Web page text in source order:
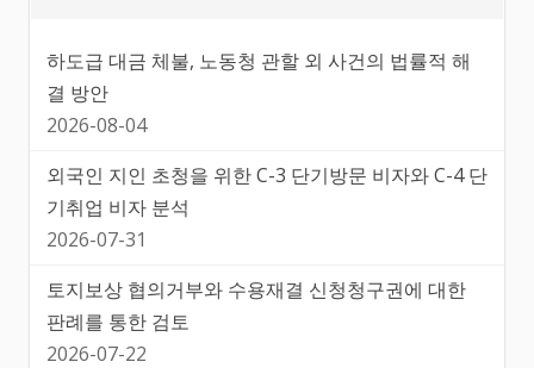
하도급 대금 체불, 노동청 관할 외 사건의 법률적 해
결 방안
2026-08-04
외국인 지인 초청을 위한 C-3 단기방문 비자와 C-4 단
기취업 비자 분석
2026-07-31
토지보상 협의거부와 수용재결 신청청구권에 대한
판례를 통한 검토
2026-07-22